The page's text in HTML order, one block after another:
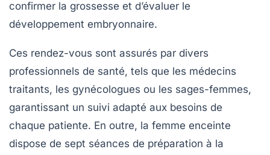
confirmer la grossesse et d’évaluer le
développement embryonnaire.
Ces rendez-vous sont assurés par divers
professionnels de santé, tels que les médecins
traitants, les gynécologues ou les sages-femmes,
garantissant un suivi adapté aux besoins de
chaque patiente. En outre, la femme enceinte
dispose de sept séances de préparation à la